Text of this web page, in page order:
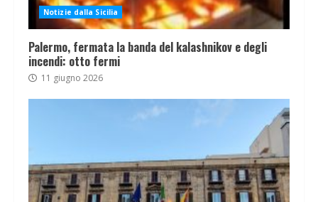
Notizie dalla Sicilia
Palermo, fermata la banda del kalashnikov e degli
incendi: otto fermi
11 giugno 2026